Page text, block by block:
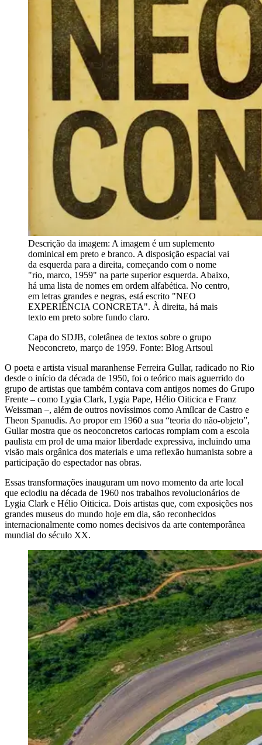
Descrição da imagem: A imagem é um suplemento
dominical em preto e branco. A disposição espacial vai
da esquerda para a direita, começando com o nome
"rio, marco, 1959" na parte superior esquerda. Abaixo,
há uma lista de nomes em ordem alfabética. No centro,
em letras grandes e negras, está escrito "NEO
EXPERIÊNCIA CONCRETA". À direita, há mais
texto em preto sobre fundo claro.
Capa do SDJB, coletânea de textos sobre o grupo
Neoconcreto, março de 1959. Fonte: Blog Artsoul
O poeta e artista visual maranhense Ferreira Gullar, radicado no Rio
desde o início da década de 1950, foi o teórico mais aguerrido do
grupo de artistas que também contava com antigos nomes do Grupo
Frente – como Lygia Clark, Lygia Pape, Hélio Oiticica e Franz
Weissman –, além de outros novíssimos como Amílcar de Castro e
Theon Spanudis. Ao propor em 1960 a sua “teoria do não-objeto”,
Gullar mostra que os neoconcretos cariocas rompiam com a escola
paulista em prol de uma maior liberdade expressiva, incluindo uma
visão mais orgânica dos materiais e uma reflexão humanista sobre a
participação do espectador nas obras.
Essas transformações inauguram um novo momento da arte local
que eclodiu na década de 1960 nos trabalhos revolucionários de
Lygia Clark e Hélio Oiticica. Dois artistas que, com exposições nos
grandes museus do mundo hoje em dia, são reconhecidos
internacionalmente como nomes decisivos da arte contemporânea
mundial do século XX.